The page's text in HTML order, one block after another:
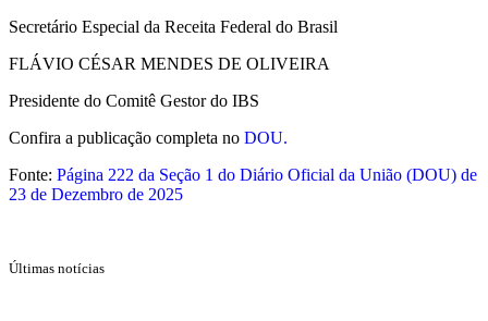
Secretário Especial da Receita Federal do Brasil
FLÁVIO CÉSAR MENDES DE OLIVEIRA
Presidente do Comitê Gestor do IBS
Confira a publicação completa no DOU.
Fonte: Página 222 da Seção 1 do Diário Oficial da União (DOU) de
23 de Dezembro de 2025
Últimas notícias